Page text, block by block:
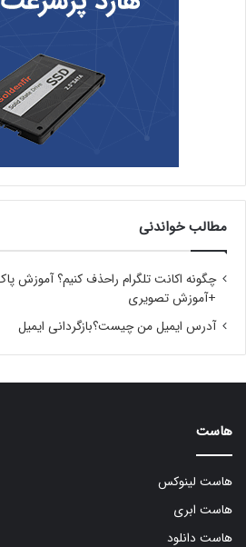
مطالب خواندنی
چگونه اکانت تلگرام راحذف کنیم؟ آموزش
+آموزش تصویری
آدرس ایمیل من چیست؟بازگردانی ایمیل
هاست
هاست لینوکس
هاست ابری
هاست دانلود